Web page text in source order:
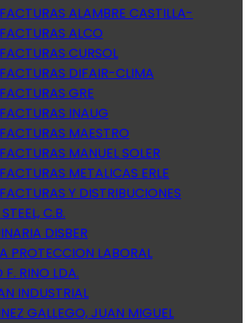
ALAMBRE CASTILLA-
ALCO
CURSOL
DIFAIR-CLIMA
GRE
INAUG
MAESTRO
MANUEL SOLER
METALICAS ERLE
Y DISTRIBUCIONES
C.B.
DISBER
PROTECCION LABORAL
F. RINO LDA.
INDUSTRIAL
GALLEGO, JUAN MIGUEL